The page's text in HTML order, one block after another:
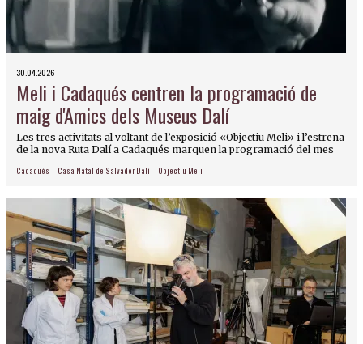
30.04.2026
Meli i Cadaqués centren la programació de
maig d'Amics dels Museus Dalí
Les tres activitats al voltant de l’exposició «Objectiu Meli» i l’estrena
de la nova Ruta Dalí a Cadaqués marquen la programació del mes
Cadaqués Casa Natal de Salvador Dalí Objectiu Meli